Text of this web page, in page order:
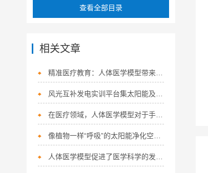
查看全部目录
相关文章
精准医疗教育：人体医学模型带来哪些突破？
在医疗领域，人体医学模型对于手术计划和训练也起着重要的作用